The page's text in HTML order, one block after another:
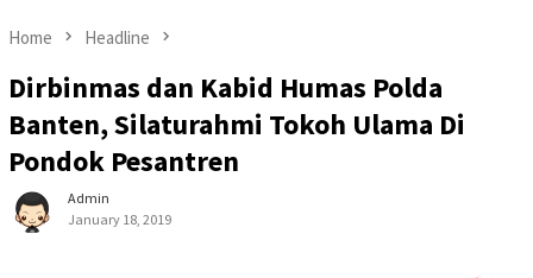
Home Headline
Dirbinmas dan Kabid Humas Polda
Banten, Silaturahmi Tokoh Ulama Di
Pondok Pesantren
Admin
January 18, 2019